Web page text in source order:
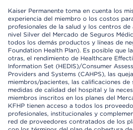
Kaiser Permanente toma en cuenta los
experiencia del miembro o los costos
profesionales de la salud y los centros de
nivel Silver del Mercado de Seguros
todos los demás productos y líneas de
Foundation Health Plan). Es posible que
otras, el rendimiento de Healthcare
Information Set (HEDIS)/Consumer
Providers and Systems (CAHPS), las
miembros/pacientes, las calificaciones
medidas de calidad del hospital y la
miembros inscritos en los planes del
KFHP tienen acceso a todos los
profesionales, institucionales y
red de proveedores contratados de los